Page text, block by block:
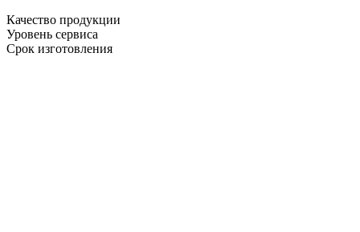
Качество продукции
Уровень сервиса
Срок изготовления